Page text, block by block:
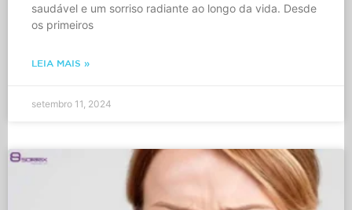
saudável e um sorriso radiante ao longo da vida. Desde
os primeiros
LEIA MAIS »
setembro 11, 2024